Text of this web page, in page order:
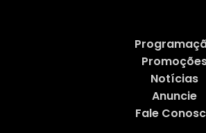
Notícias
Anuncie
Fale